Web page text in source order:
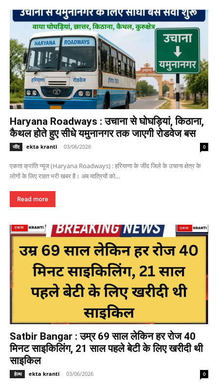
Haryana Roadways : उचाना से घोघड़ियां, किठाना,
कैथल होते हुए सीधे यमुनानगर तक जाएगी रोडवेज बस
जींद ekta kranti - 03/06/2026 0
एकता क्रांति न्यूज (Haryana Roadways) : हरियाणा के जींद जिले के उचाना क्षेत्र के
लोगों के लिए राहत भरी खबर है। अब यात्रियों को...
Read more
Satbir Bangar : उम्र 69 साल लेकिन हर रोज 40
मिनट साइकिलिंग, 21 साल पहले बेटी के लिए खरीदी थी
साइकिल
हेल्थ ekta kranti - 03/06/2026 0